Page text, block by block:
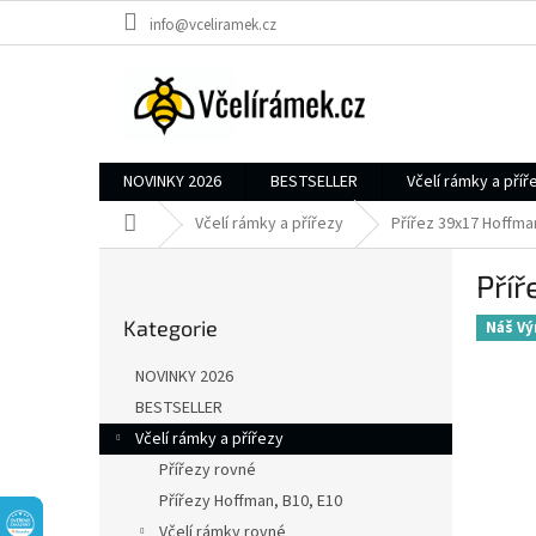
info@vceliramek.cz
NOVINKY 2026 BESTSELLER Včelí rámky a
Domů Včelí rámky a přířezy Přířez 39x17
n
kategorie
Kategorie
NOVINKY 2026
BESTSELLER
Včelí rámky a přířezy
Přířezy rovné
Přířezy Hoffman, B10, E10
Náš